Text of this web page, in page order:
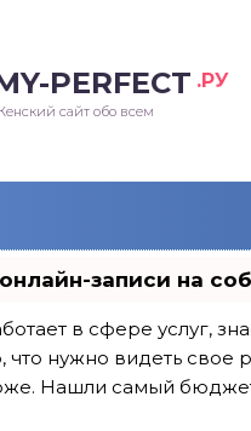
PERFECT .РУ
сайт обо всем
записи на
в сфере услуг,
что нужно видеть свое
Нашли самый